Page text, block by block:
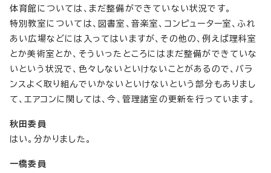
体育館については、まだ整備ができていない状況です。
特別教室については、図書室、音楽室、コンピューター室、ふれ
あい広場などには入ってはいますが、その他の、例えば理科室
とか美術室とか、そういったところにはまだ整備ができていな
いという状況で、色々しないといけないことがあるので、バラ
ンスよく取り組んでいかないといけないという部分もありまし
て、エアコンに関しては、今、管理諸室の更新を行っています。
秋田委員
はい。分かりました。
一橋委員